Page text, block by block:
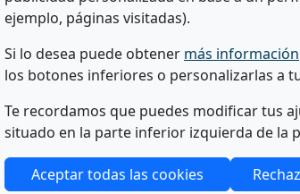
ejemplo, páginas visitadas).
Si lo desea puede obtener más información
los botones inferiores o personalizarlas a
Te recordamos que puedes modificar tus
situado en la parte inferior izquierda de la
Aceptar todas las cookies
ACTUACIONES EN EL ACCESO A LA